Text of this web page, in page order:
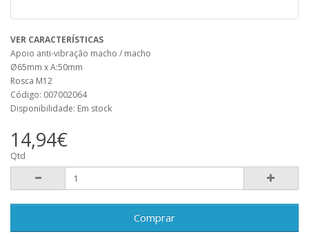
VER CARACTERÍSTICAS
Apoio anti-vibração macho / macho
Ø65mm x A:50mm
Rosca M12
Código: 007002064
Disponibilidade: Em stock
14,94€
Qtd
Comprar